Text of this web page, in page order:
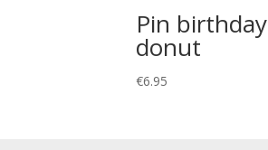
Pin birthday
donut
€6.95